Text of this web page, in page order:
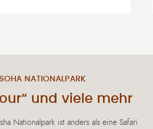
NATIONALPARK
und viele mehr
Nationalpark ist anders als eine Safari